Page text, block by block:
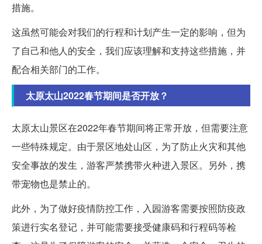
措施。
这虽然可能会对我们的行程和计划产生一定的影响，但为
了自己和他人的安全，我们应该理解和支持这些措施，并
配合相关部门的工作。
太原太山2022春节期间是否开放？
太原太山景区在2022年春节期间将正常开放，但需要注意
一些特殊规定。由于景区地处山区，为了防止火灾和其他
安全事故的发生，游客严禁携带火种进入景区。另外，携
带宠物也是禁止的。
此外，为了做好疫情防控工作，入园游客需要按照防疫政
策进行实名登记，并可能需要接受健康码和行程码等检